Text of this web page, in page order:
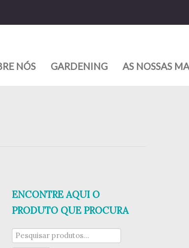
NÓS GARDENING AS NOSSAS
ENCONTRE AQUI O
PRODUTO QUE PROCURA
Pesquisar
por: